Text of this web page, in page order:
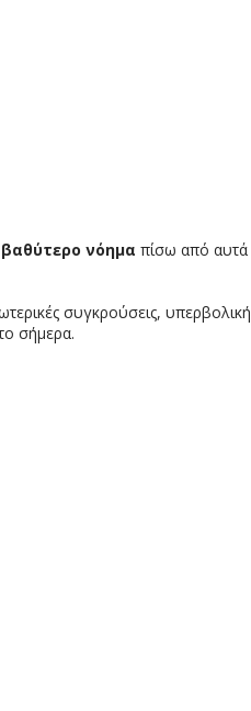
νόημα πίσω από αυτά
συγκρούσεις, υπερβολική
σήμερα.